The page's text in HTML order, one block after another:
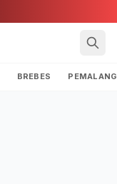
BREBES PEMALANG